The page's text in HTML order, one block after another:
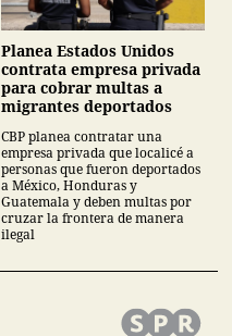
Planea Estados Unidos
contrata empresa privada
para cobrar multas a
migrantes deportados
CBP planea contratar una
empresa privada que localicé a
personas que fueron deportados
a México, Honduras y
Guatemala y deben multas por
cruzar la frontera de manera
ilegal